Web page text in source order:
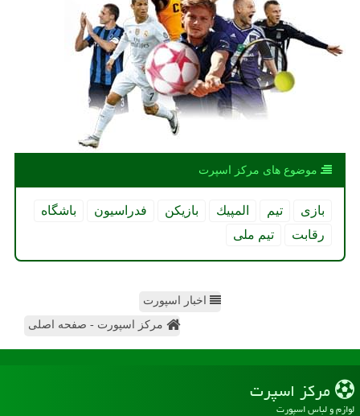
موضوع های مركز اسپرت
بازی تیم المپیك بازیكن فدراسیون
باشگاه
رقابت
تیم ملی
اخبار اسپورت
مرکز اسپورت - صفحه اصلی
مركز اسپرت
لوازم و لباس اسپورت